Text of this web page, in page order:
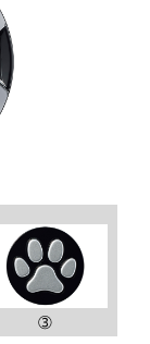
③